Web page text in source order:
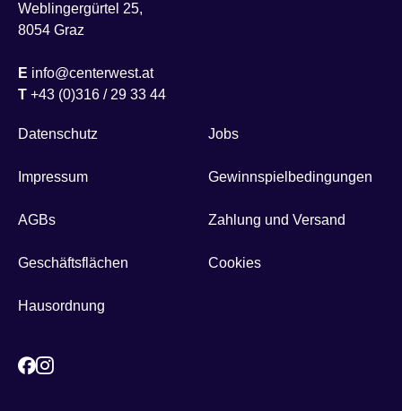
Weblingergürtel 25,
8054 Graz
E info@centerwest.at
T +43 (0)316 / 29 33 44
Datenschutz
Impressum
AGBs
Geschäftsflächen
Hausordnung
Jobs
Gewinnspielbedingungen
Zahlung und Versand
Cookies